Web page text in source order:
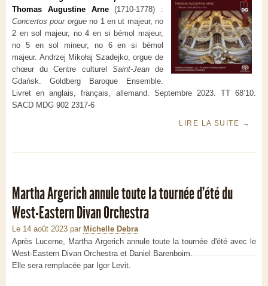
Thomas Augustine Arne(1710-1778) :
Concertos pour orgueno 1 en ut majeur, no
2 en sol majeur, no 4 en si bémol majeur,
no 5 en sol mineur, no 6 en si bémol
majeur. Andrzej Mikołaj Szadejko, orgue de
chœur du Centre culturel Saint-Jeande
Gdańsk. Goldberg Baroque Ensemble.
Livret en anglais, français, allemand. Septembre 2023. TT 68’10.
SACD MDG 902 2317-6
LIRE LA SUITE →
Martha Argerich annule toute la tournée d'été du
West-Eastern Divan Orchestra
Le 14 août 2023 par Michelle Debra
Après Lucerne, Martha Argerich annule toute la tournée d'été avec le
West-Eastern Divan Orchestra et Daniel Barenboim.
Elle sera remplacée par Igor Levit.